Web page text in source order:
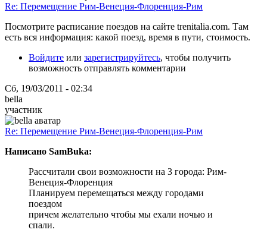
Re: Перемещение Рим-Венеция-Флоренция-Рим
Посмотрите расписание поездов на сайте trenitalia.com. Там
есть вся информация: какой поезд, время в пути, стоимость.
Войдите или зарегистрируйтесь, чтобы получить
возможность отправлять комментарии
Сб, 19/03/2011 - 02:34
bella
участник
Re: Перемещение Рим-Венеция-Флоренция-Рим
Написано SamBuka:
Рассчитали свои возможности на 3 города: Рим-
Венеция-Флоренция
Планируем перемещаться между городами
поездом
причем желательно чтобы мы ехали ночью и
спали.